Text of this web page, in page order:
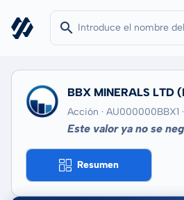
BBX MINERALS LTD
Acción · AU000000BBX1
Este valor ya no se
Resumen